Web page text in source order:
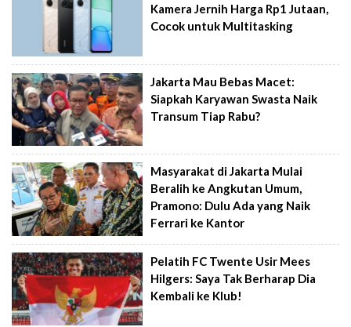
Kamera Jernih Harga Rp1 Jutaan,
Cocok untuk Multitasking
Jakarta Mau Bebas Macet:
Siapkah Karyawan Swasta Naik
Transum Tiap Rabu?
Masyarakat di Jakarta Mulai
Beralih ke Angkutan Umum,
Pramono: Dulu Ada yang Naik
Ferrari ke Kantor
Pelatih FC Twente Usir Mees
Hilgers: Saya Tak Berharap Dia
Kembali ke Klub!